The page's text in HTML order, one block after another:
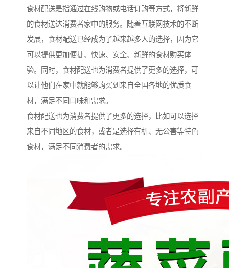
食材配送是指通过在线购物或电话订购等方式，将新鲜
的食材送达消费者家中的服务。随着互联网技术的不断
发展，食材配送已经成为了越来越多人的选择，因为它
可以提供更加便捷、快速、安全、新鲜的食材购买体
验。同时，食材配送也为消费者提供了更多的选择，可
以让他们在家中就能够购买到来自全国各地的优质食
材，满足不同口味和需求。
食材配送也为消费者提供了更多的选择，比如可以选择
来自不同地区的食材，或者是选择有机、无公害等特色
食材，满足不同消费者的需求。